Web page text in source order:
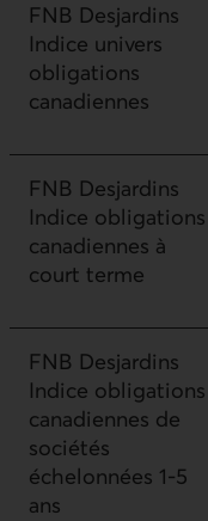
FNB Desjardins
Indice univers
obligations
canadiennes
FNB Desjardins
Indice obligations
canadiennes à
court terme
FNB Desjardins
Indice obligations
canadiennes de
sociétés
échelonnées 1-5
ans